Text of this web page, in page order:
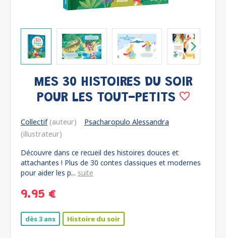
MES 30 HISTOIRES DU SOIR
POUR LES TOUT-PETITS
Collectif(auteur)
Psacharopulo Alessandra
(illustrateur)
Découvre dans ce recueil des histoires douces et
attachantes ! Plus de 30 contes classiques et modernes
pour aider les p... suite
9.95 €
dès 3 ans Histoire du soir